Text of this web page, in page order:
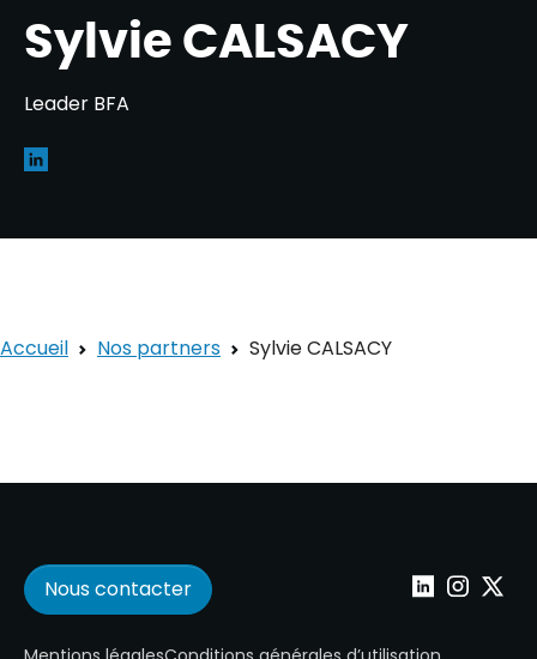
Sylvie CALSACY
Leader BFA
Accueil Nos partners Sylvie CALSACY
Nous contacter Wepoint sur
Wepoint